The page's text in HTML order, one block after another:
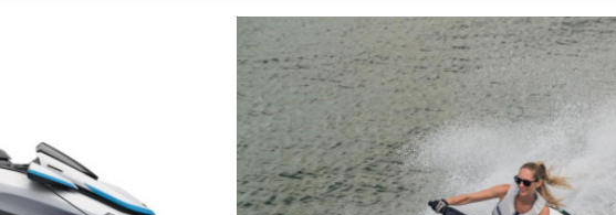
Yamaha FX HO FX HO
1.9 ( л.с.) 2026
1 312 500 грн